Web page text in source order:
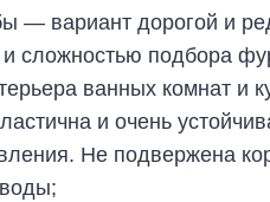
— вариант дорогой и
и сложностью подбора
ванных комнат и
и очень
Не подвержена